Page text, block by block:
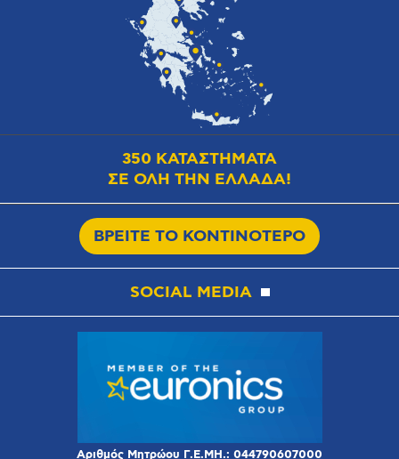
350 ΚΑΤΑΣΤΗΜΑΤΑ
ΣΕ ΟΛΗ ΤΗΝ ΕΛΛΑΔΑ!
ΒΡΕΙΤΕ ΤΟ ΚΟΝΤΙΝΟΤΕΡΟ
SOCIAL MEDIA